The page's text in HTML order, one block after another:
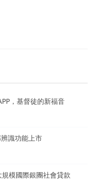
，基督徒的新福音
識功能上市
模國際銀團社會貸款